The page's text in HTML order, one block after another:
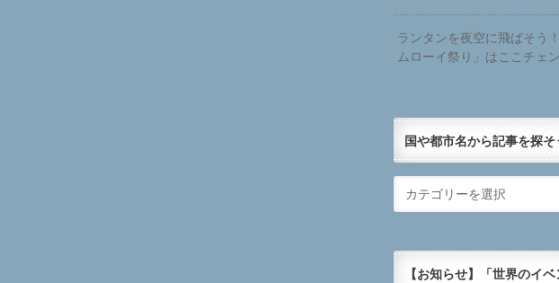
ランタンを夜空に飛ばそう
ムローイ祭り」はここチェ
国や都市名から記事を探そ
【お知らせ】「世界のイ